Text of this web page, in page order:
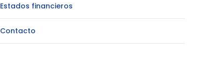
Estados financieros
Contacto